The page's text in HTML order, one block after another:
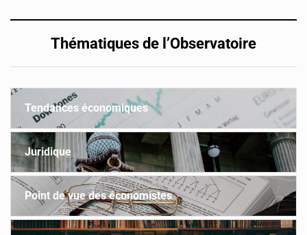
Thématiques de l’Observatoire
Tendances économiques
Juridique
Point de vue des économistes